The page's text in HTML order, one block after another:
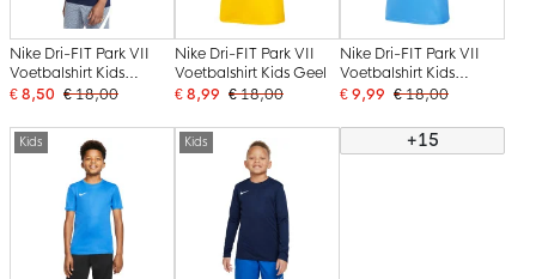
Nike Dri-FIT Park VII
Voetbalshirt Kids
Donkerblauw
€ 8,50 € 18,00
Nike Dri-FIT Park VII
Voetbalshirt Kids Geel
€ 8,99 € 18,00
Nike Dri-FIT Park VII
Voetbalshirt Kids
Lichtblauw
€ 9,99 € 18,00
Kids Kids +15